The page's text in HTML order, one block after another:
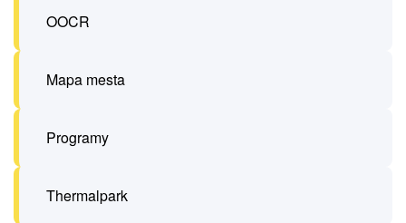
OOCR
Mapa mesta
Programy
Thermalpark